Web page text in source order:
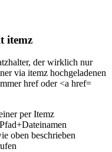
itemz
der wirklich nur
via itemz hochgeladenen
href oder <a href=
per Itemz
oben beschrieben